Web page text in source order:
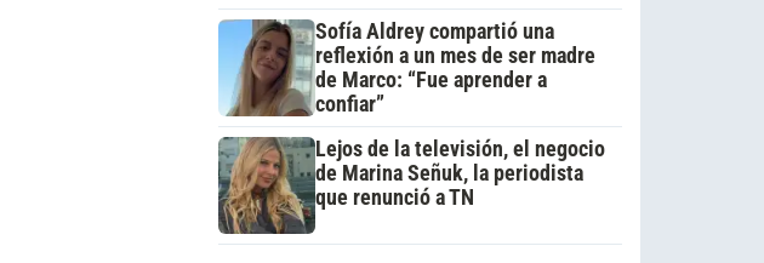
Sofía Aldrey compartió una
reflexión a un mes de ser madre
de Marco: “Fue aprender a
confiar”
Lejos de la televisión, el negocio
de Marina Señuk, la periodista
que renunció a TN